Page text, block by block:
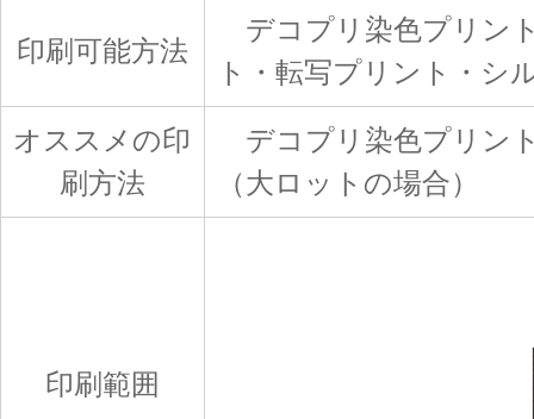
印刷可能方法
デコプリ染色プリン
ト・転写プリント・シ
オススメの印
刷方法
デコプリ染色プリン
（大ロットの場合）
印刷範囲